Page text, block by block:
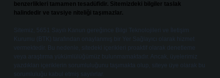
benzerlikleri tamamen tesadüfidir. Sitemizdeki bilgiler taslak
halindedir ve tavsiye niteliği taşımazlar.
Sitemiz, 5651 Sayılı Kanun gereğince Bilgi Teknolojileri ve İletişim
Kurumu (BTK) tarafından onaylanmış bir Yer Sağlayıcı olarak hizmet
vermektedir. Bu nedenle, sitedeki içerikleri proaktif olarak denetleme
veya araştırma yükümlülüğümüz bulunmamaktadır. Ancak, üyelerimiz
yazdıkları içeriklerin sorumluluğunu taşımakta olup, siteye üye olarak bu
sorumluluğu kabul etmiş sayılırlar.